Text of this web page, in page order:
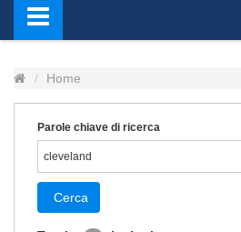
Home
Parole chiave di ricerca
Cerca